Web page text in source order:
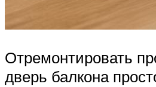
Отремонтировать
дверь балкона